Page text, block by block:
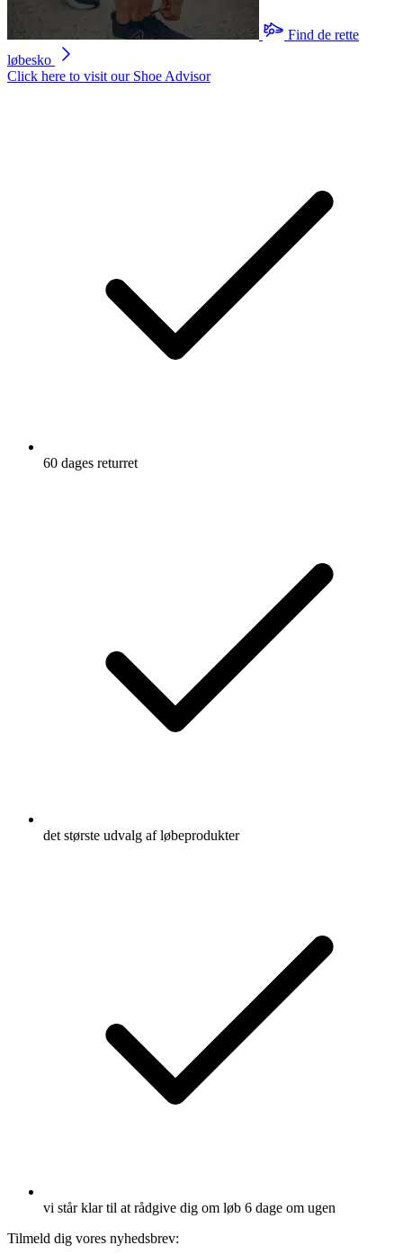
Find de rette
løbesko
Click here to visit our Shoe Advisor
60 dages returret
det største udvalg af løbeprodukter
vi står klar til at rådgive dig om løb 6 dage om ugen
Tilmeld dig vores nyhedsbrev: